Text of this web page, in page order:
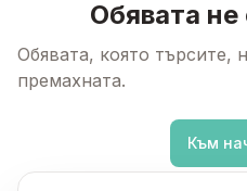
Обявата
Обявата, която търсите,
премахната.
Към